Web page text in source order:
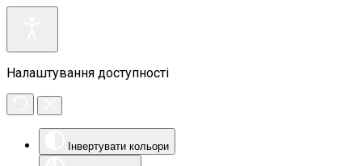
Налаштування доступності
Інвертувати кольори